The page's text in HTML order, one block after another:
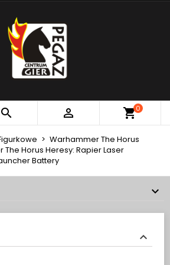
  0
Warhammer The Horus
Horus Heresy: Rapier Laser
Battery
ŻYCZEŃ
ŻYCZEŃ
Utwórz listę życzeń
BY ZAPISAĆ PRODUKTY
ŻYCZEŃ.
Anuluj Zaloguj się